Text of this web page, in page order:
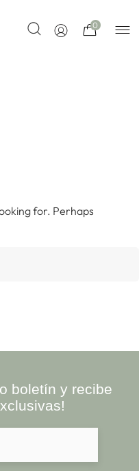
0
for. Perhaps
boletín y recibe